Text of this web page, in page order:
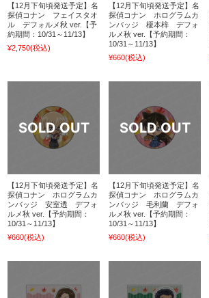
【12月下旬頃発送予定】名
探偵コナン フェイスタオ
ル デフォルメ秋 ver.【予
約期間：10/31～11/13】
¥2,750(税込)
【12月下旬頃発送予定】名
探偵コナン ホログラムカ
ンバッジ 榎本梓 デフォ
ルメ秋 ver.【予約期間：
10/31～11/13】
¥660(税込)
【12月下旬頃発送予定】名
探偵コナン ホログラムカ
ンバッジ 安室透 デフォ
ルメ秋 ver.【予約期間：
10/31～11/13】
¥660(税込)
【12月下旬頃発送予定】名
探偵コナン ホログラムカ
ンバッジ 毛利蘭 デフォ
ルメ秋 ver.【予約期間：
10/31～11/13】
¥660(税込)